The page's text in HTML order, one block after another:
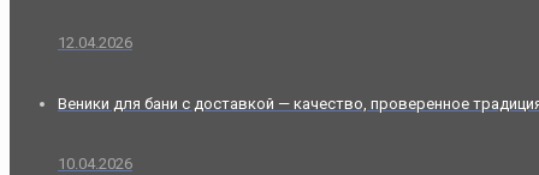
12.04.2026
Веники для бани с доставкой — качество, проверенное
10.04.2026